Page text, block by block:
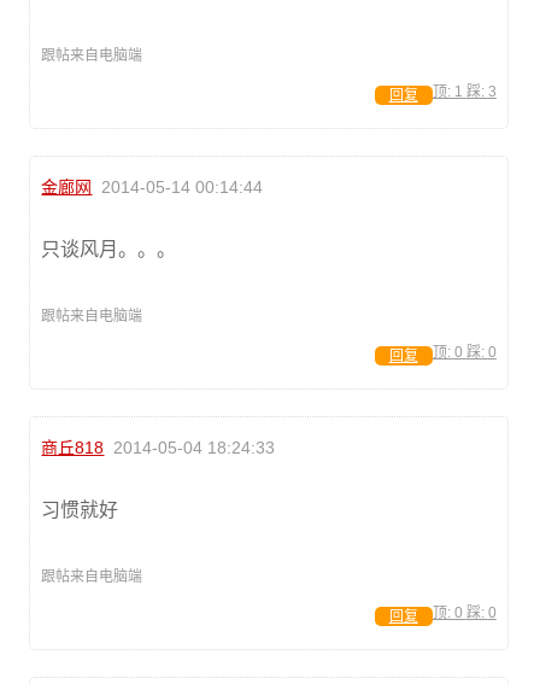
跟帖来自电脑端
顶: 1 踩: 3
回复
金廊网 2014-05-14 00:14:44
只谈风月。。。
跟帖来自电脑端
顶: 0 踩: 0
回复
商丘818 2014-05-04 18:24:33
习惯就好
跟帖来自电脑端
顶: 0 踩: 0
回复